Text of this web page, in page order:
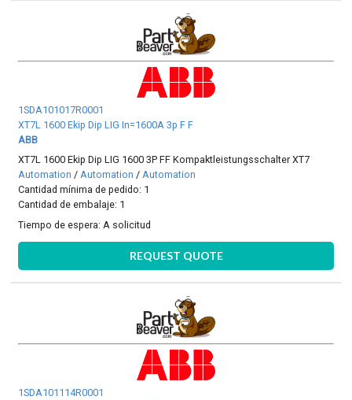
1SDA101017R0001
XT7L 1600 Ekip Dip LIG In=1600A 3p F F
ABB
XT7L 1600 Ekip Dip LIG 1600 3P FF Kompaktleistungsschalter XT7
Automation /Automation /Automation
Cantidad mínima de pedido: 1
Cantidad de embalaje: 1
Tiempo de espera: A solicitud
REQUEST QUOTE
1SDA101114R0001